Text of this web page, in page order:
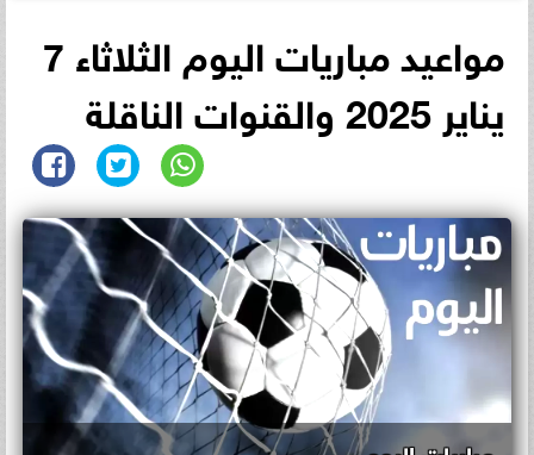
مواعيد مباريات اليوم الثلاثاء 7
يناير 2025 والقنوات الناقلة